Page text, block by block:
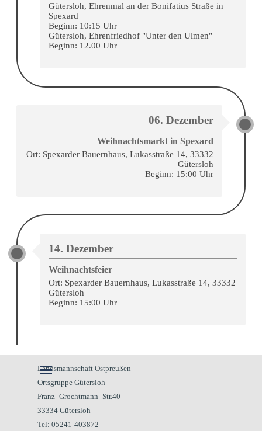
Gütersloh, Ehrenmal an der Bonifatius Straße in
Spexard
Beginn: 10:15 Uhr
Gütersloh, Ehrenfriedhof "Unter den Ulmen"
Beginn: 12.00 Uhr
06. Dezember
Weihnachtsmarkt in Spexard
Ort: Spexarder Bauernhaus, Lukasstraße 14, 33332
Gütersloh
Beginn: 15:00 Uhr
14. Dezember
Weihnachtsfeier
Ort: Spexarder Bauernhaus, Lukasstraße 14, 33332
Gütersloh
Beginn: 15:00 Uhr
Landsmannschaft Ostpreußen
Ortsgruppe Gütersloh
Franz- Grochtmann- Str.40
33334 Gütersloh
Tel: 05241-403872
Menü überspringen